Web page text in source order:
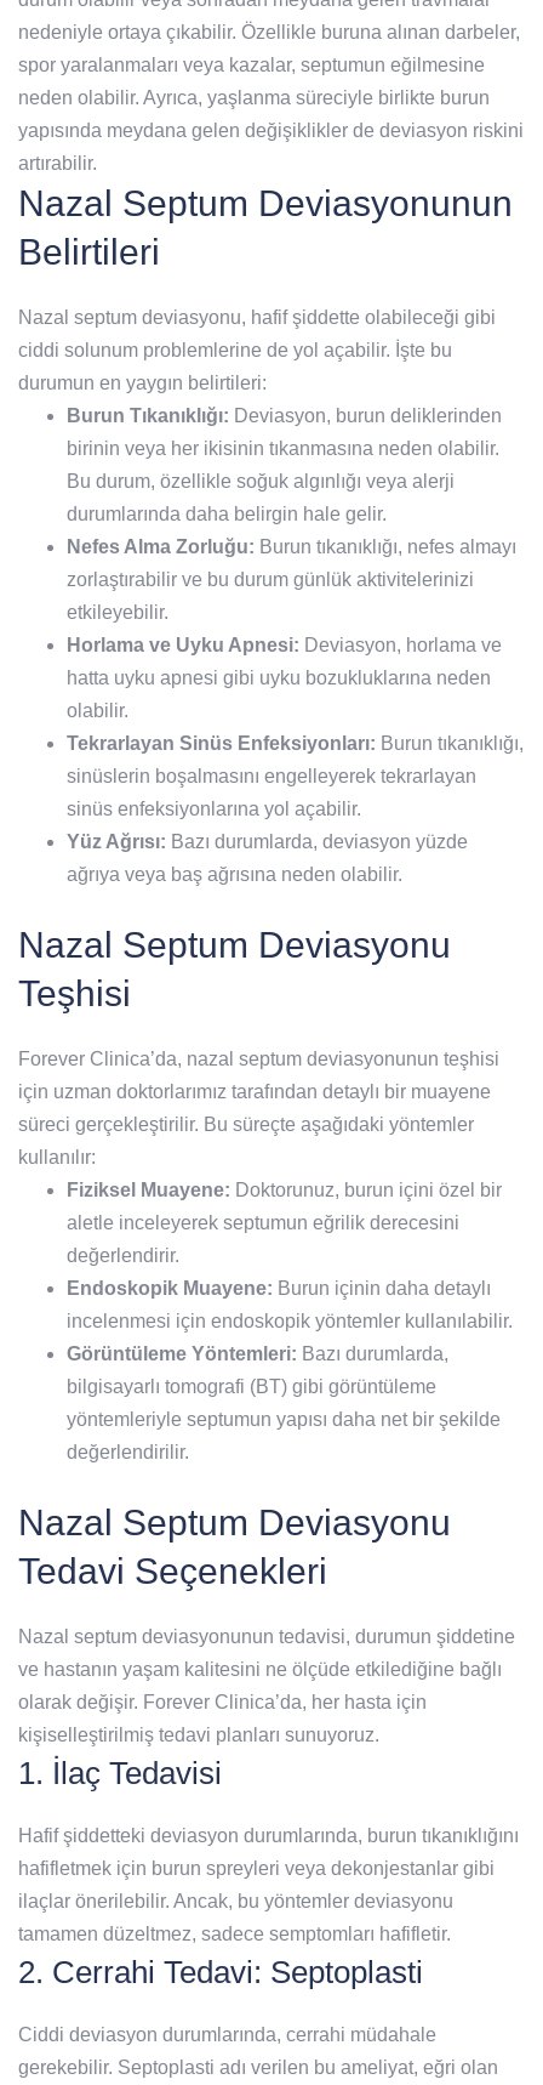
nedeniyle ortaya çıkabilir. Özellikle buruna alınan darbeler,
spor yaralanmaları veya kazalar, septumun eğilmesine
neden olabilir. Ayrıca, yaşlanma süreciyle birlikte burun
yapısında meydana gelen değişiklikler de deviasyon riskini
artırabilir.
Nazal Septum Deviasyonunun
Belirtileri
Nazal septum deviasyonu, hafif şiddette olabileceği gibi
ciddi solunum problemlerine de yol açabilir. İşte bu
durumun en yaygın belirtileri:
Burun Tıkanıklığı: Deviasyon, burun deliklerinden
birinin veya her ikisinin tıkanmasına neden olabilir.
Bu durum, özellikle soğuk algınlığı veya alerji
durumlarında daha belirgin hale gelir.
Nefes Alma Zorluğu: Burun tıkanıklığı, nefes almayı
zorlaştırabilir ve bu durum günlük aktivitelerinizi
etkileyebilir.
Horlama ve Uyku Apnesi: Deviasyon, horlama ve
hatta uyku apnesi gibi uyku bozukluklarına neden
olabilir.
Tekrarlayan Sinüs Enfeksiyonları: Burun tıkanıklığı,
sinüslerin boşalmasını engelleyerek tekrarlayan
sinüs enfeksiyonlarına yol açabilir.
Yüz Ağrısı: Bazı durumlarda, deviasyon yüzde
ağrıya veya baş ağrısına neden olabilir.
Nazal Septum Deviasyonu
Teşhisi
Forever Clinica’da, nazal septum deviasyonunun teşhisi
için uzman doktorlarımız tarafından detaylı bir muayene
süreci gerçekleştirilir. Bu süreçte aşağıdaki yöntemler
kullanılır:
Fiziksel Muayene: Doktorunuz, burun içini özel bir
aletle inceleyerek septumun eğrilik derecesini
değerlendirir.
Endoskopik Muayene: Burun içinin daha detaylı
incelenmesi için endoskopik yöntemler kullanılabilir.
Görüntüleme Yöntemleri: Bazı durumlarda,
bilgisayarlı tomografi (BT) gibi görüntüleme
yöntemleriyle septumun yapısı daha net bir şekilde
değerlendirilir.
Nazal Septum Deviasyonu
Tedavi Seçenekleri
Nazal septum deviasyonunun tedavisi, durumun şiddetine
ve hastanın yaşam kalitesini ne ölçüde etkilediğine bağlı
olarak değişir. Forever Clinica’da, her hasta için
kişiselleştirilmiş tedavi planları sunuyoruz.
1. İlaç Tedavisi
Hafif şiddetteki deviasyon durumlarında, burun tıkanıklığını
hafifletmek için burun spreyleri veya dekonjestanlar gibi
ilaçlar önerilebilir. Ancak, bu yöntemler deviasyonu
tamamen düzeltmez, sadece semptomları hafifletir.
2. Cerrahi Tedavi: Septoplasti
Ciddi deviasyon durumlarında, cerrahi müdahale
gerekebilir. Septoplasti adı verilen bu ameliyat, eğri olan